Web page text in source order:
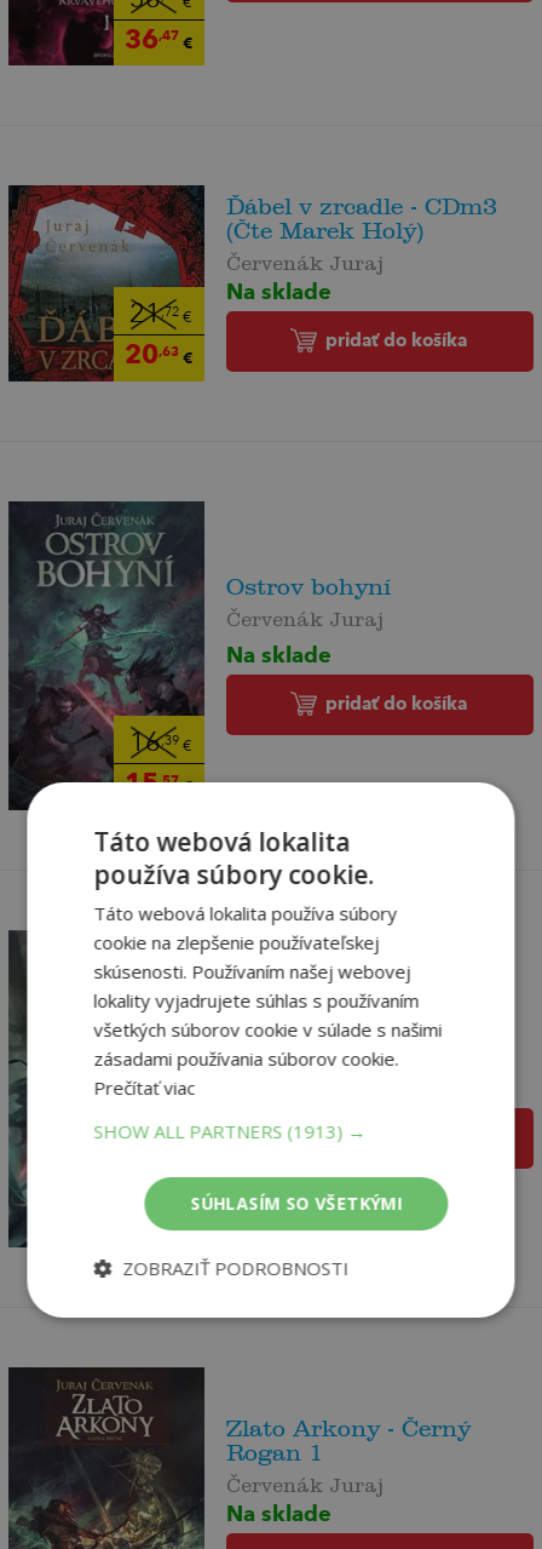
36,47 €
21,72€
20,63€
Ďábel v zrcadle - CDm3
(Čte Marek Holý)
Červenák Juraj
Na sklade
pridať do košíka
16,39 €
15,57€
Ostrov bohyní
Červenák Juraj
Na sklade
pridať do košíka
16,39
15
Válka s běsy
pridať do košíka
Zlato Arkony - Černý
Rogan 1
Červenák Juraj
Na sklade
Táto webová lokalita
používa súbory cookie.
Táto webová lokalita používa súbory
cookie na zlepšenie používateľskej
skúsenosti. Používaním našej webovej
lokality vyjadrujete súhlas s používaním
všetkých súborov cookie v súlade s našimi
zásadami používania súborov cookie.
Prečítať viac
SHOW ALL PARTNERS (1913) →
SÚHLASÍM SO VŠETKÝMI
ZOBRAZIŤ PODROBNOSTI